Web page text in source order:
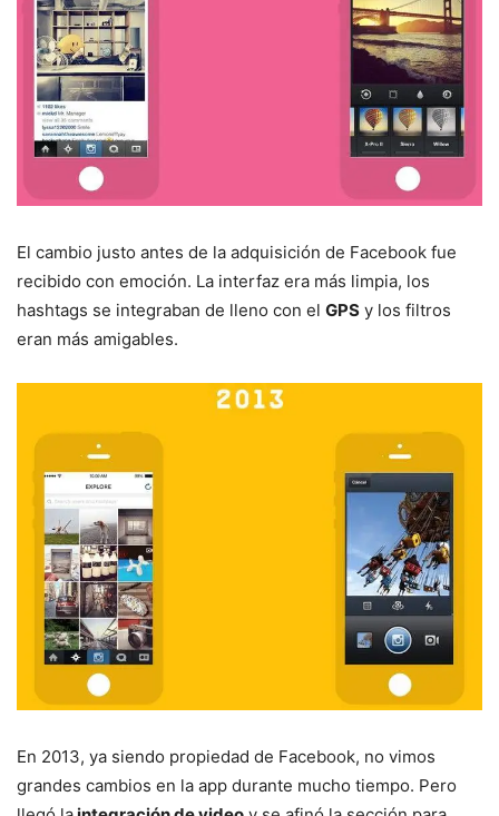
El cambio justo antes de la adquisición de Facebook fue
recibido con emoción. La interfaz era más limpia, los
hashtags se integraban de lleno con el GPS y los filtros
eran más amigables.
En 2013, ya siendo propiedad de Facebook, no vimos
grandes cambios en la app durante mucho tiempo. Pero